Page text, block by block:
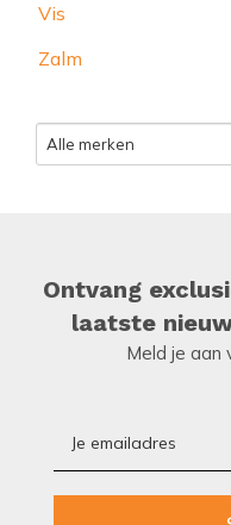
Vis
Zalm
Ontvang
laatste
Meld je aan